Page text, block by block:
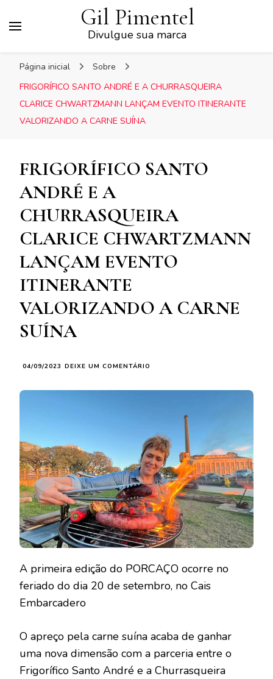
Gil Pimentel
Divulgue sua marca
Página inicial
Sobre
FRIGORÍFICO SANTO ANDRÉ E A CHURRASQUEIRA
CLARICE CHWARTZMANN LANÇAM EVENTO ITINERANTE
VALORIZANDO A CARNE SUÍNA
FRIGORÍFICO SANTO
ANDRÉ E A
CHURRASQUEIRA
CLARICE CHWARTZMANN
LANÇAM EVENTO
ITINERANTE
VALORIZANDO A CARNE
SUÍNA
04/09/2023 DEIXE UM COMENTÁRIO
CHURRASQUEIRA
CLARICE
CHWARTZMANN
LANÇAM
EVENTO
ITINERANTE
VALORIZANDO
A
CARNE
SUÍNA
A primeira edição do PORCAÇO ocorre no
feriado do dia 20 de setembro, no Cais
Embarcadero
O apreço pela carne suína acaba de ganhar
uma nova dimensão com a parceria entre o
Frigorífico Santo André e a Churrasqueira